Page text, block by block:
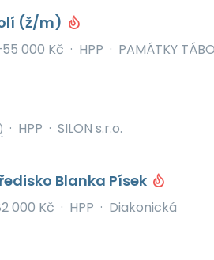
(ž/m)
000 Kč · HPP · PAMÁTKY
· HPP · SILON s.r.o.
Blanka Písek
000 Kč · HPP · Diakonická